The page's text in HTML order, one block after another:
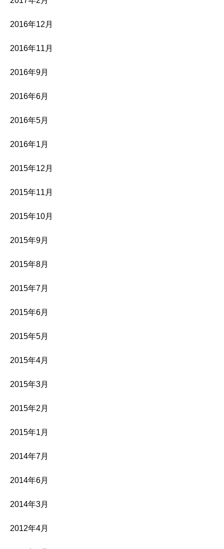
2016年12月
2016年11月
2016年9月
2016年6月
2016年5月
2016年1月
2015年12月
2015年11月
2015年10月
2015年9月
2015年8月
2015年7月
2015年6月
2015年5月
2015年4月
2015年3月
2015年2月
2015年1月
2014年7月
2014年6月
2014年3月
2012年4月